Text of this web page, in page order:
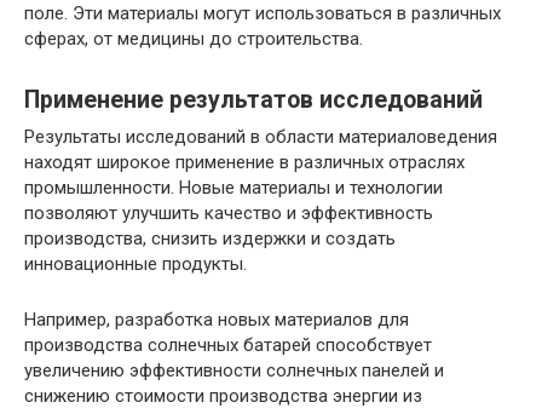
поле. Эти материалы могут использоваться в различных
сферах, от медицины до строительства.
Применение результатов исследований
Результаты исследований в области материаловедения
находят широкое применение в различных отраслях
промышленности. Новые материалы и технологии
позволяют улучшить качество и эффективность
производства, снизить издержки и создать
инновационные продукты.
Например, разработка новых материалов для
производства солнечных батарей способствует
увеличению эффективности солнечных панелей и
снижению стоимости производства энергии из